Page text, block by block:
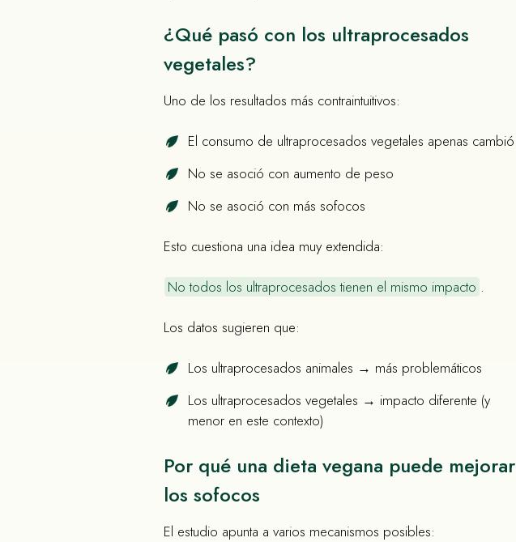
¿Qué pasó con los ultraprocesados
vegetales?
Uno de los resultados más contraintuitivos:
El consumo de ultraprocesados vegetales apenas cambió
No se asoció con aumento de peso
No se asoció con más sofocos
Esto cuestiona una idea muy extendida:
No todos los ultraprocesados tienen el mismo impacto .
Los datos sugieren que:
Los ultraprocesados animales → más problemáticos
Los ultraprocesados vegetales → impacto diferente (y
menor en este contexto)
Por qué una dieta vegana puede mejorar
los sofocos
El estudio apunta a varios mecanismos posibles: